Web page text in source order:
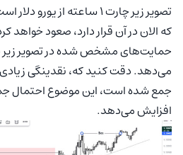
تصویر زیر چارت ۱ ساعته از
که الان در آن قرار دارد، صعود خواهد
حمایت‌های مشخص شده در تصویر زیر
می‌دهد. دقت کنید که، نقدینگی
جمع شده است، این موضوع احتمال
افزایش می‌دهد.